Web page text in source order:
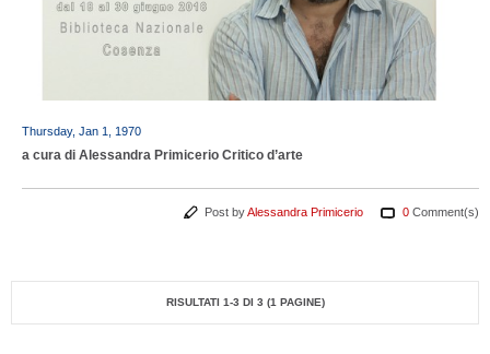
Thursday, Jan 1, 1970
a cura di Alessandra Primicerio Critico d’arte
Post byAlessandra Primicerio 0 Comment(s)
RISULTATI 1-3 DI 3 (1 PAGINE)